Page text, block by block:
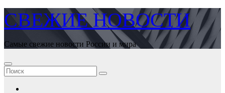
Перейти
к
содержимому
СВЕЖИЕ НОВОСТИ
Самые свежие новости России и мира